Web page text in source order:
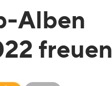
Alben
freuen